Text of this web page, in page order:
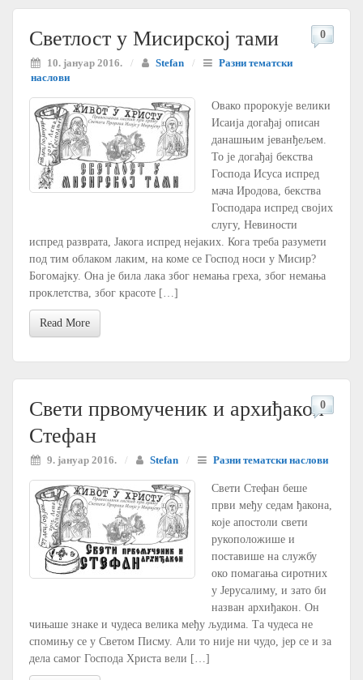
Светлост у Мисирској тами
10. јануар 2016. / Stefan /
Разни тематски
наслови
0
Овако пророкује велики
Исаија догађај описан
данашњим јеванђељем.
То је догађај бекства
Господа Исуса испред
мача Иродова, бекства
Господара испред својих
слугу, Невиности
испред разврата, Јакога испред нејаких. Кога треба разумети
под тим облаком лаким, на коме се Господ носи у Мисир?
Богомајку. Она је била лака због немања греха, због немања
проклетства, због красоте […]
Read More
Свети првомученик и архиђакон
Стефан
9. јануар 2016. / Stefan / Разни тематски наслови
0
Свети Стефан беше
први међу седам ђакона,
које апостоли свети
рукоположише и
поставише на службу
око помагања сиротних
у Јерусалиму, и зато би
назван архиђакон. Он
чињаше знаке и чудеса велика међу људима. Та чудеса не
спомињу се у Светом Писму. Али то није ни чудо, јер се и за
дела самог Господа Христа вели […]